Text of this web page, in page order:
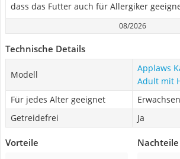
dass das Futter auch für Allergiker
08/2026
Technische Details
Modell
Applaws
Adult mit
Für jedes Alter geeignet
Getreidefrei
Ja
Vorteile Nachteile